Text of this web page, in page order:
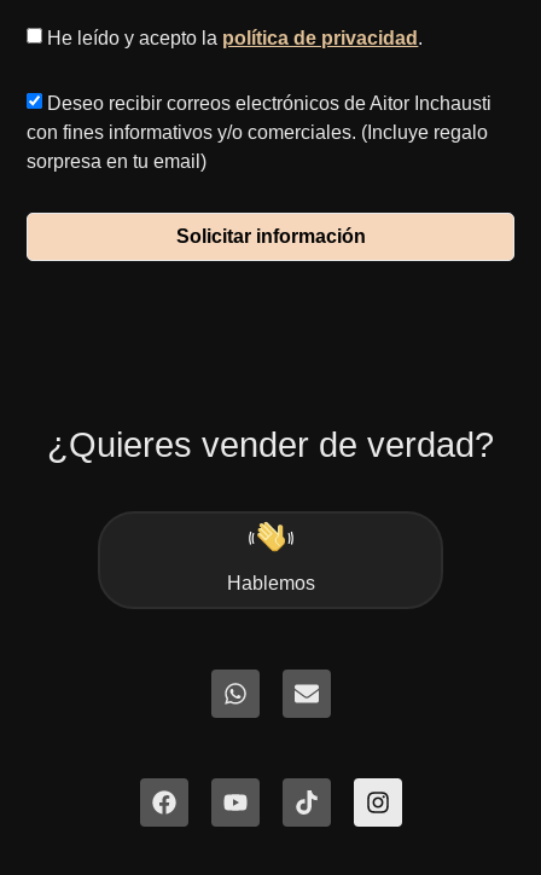
He leído y acepto la política de privacidad .
Deseo recibir correos electrónicos de Aitor Inchausti
con fines informativos y/o comerciales. (Incluye regalo
sorpresa en tu email)
Solicitar información
¿Quieres vender de verdad?
Hablemos